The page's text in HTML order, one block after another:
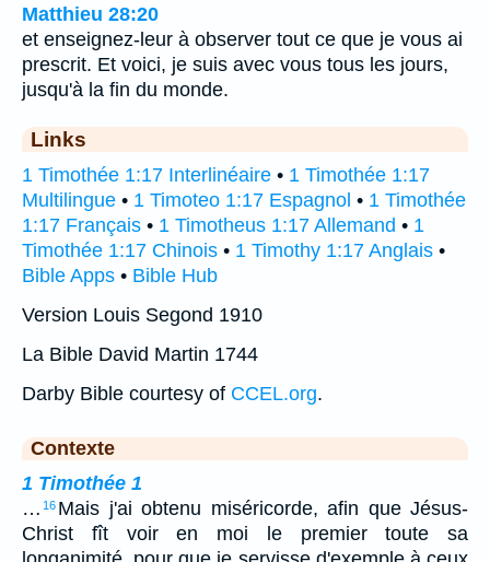
Matthieu 28:20
et enseignez-leur à observer tout ce que je vous ai
prescrit. Et voici, je suis avec vous tous les jours,
jusqu'à la fin du monde.
Links
1 Timothée 1:17 Interlinéaire • 1 Timothée 1:17
Multilingue • 1 Timoteo 1:17 Espagnol • 1 Timothée
1:17 Français • 1 Timotheus 1:17 Allemand • 1
Timothée 1:17 Chinois • 1 Timothy 1:17 Anglais •
Bible Apps • Bible Hub
Version Louis Segond 1910
La Bible David Martin 1744
Darby Bible courtesy of CCEL.org.
Contexte
1 Timothée 1
… 16 Mais j'ai obtenu miséricorde, afin que Jésus-
Christ fît voir en moi le premier toute sa